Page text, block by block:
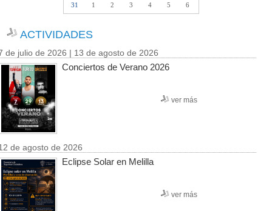
31
1 2 3 4 5 6
ACTIVIDADES
de julio de 2026 | 13 de agosto de 2026
Conciertos de Verano 2026
ver más
de agosto de 2026
Eclipse Solar en Melilla
ver más